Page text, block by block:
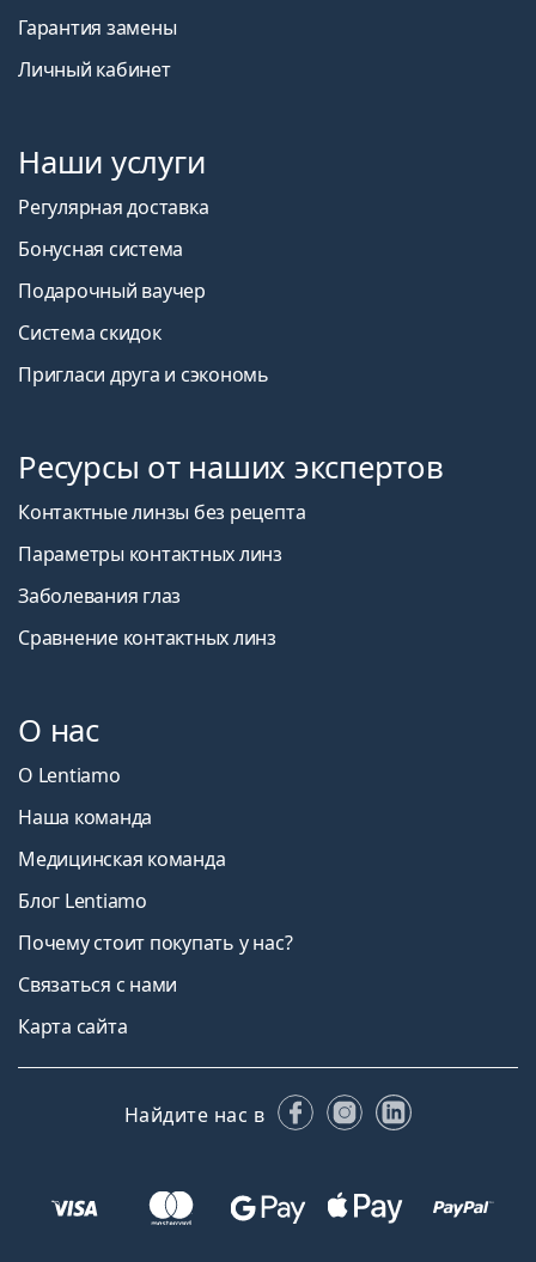
Гарантия замены
Личный кабинет
Наши услуги
Регулярная доставка
Бонусная система
Подарочный ваучер
Система скидок
Пригласи друга и сэкономь
Ресурсы от наших экспертов
Контактные линзы без рецепта
Параметры контактных линз
Заболевания глаз
Сравнение контактных линз
О нас
О Lentiamo
Наша команда
Медицинская команда
Блог Lentiamo
Почему стоит покупать у нас?
Связаться с нами
Карта сайта
Найдите нас в FacebookInstagram
LinkedIn